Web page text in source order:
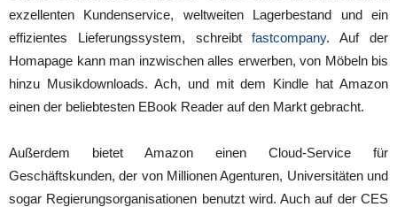
exzellenten Kundenservice, weltweiten Lagerbestand und ein
effizientes Lieferungssystem, schreibtfastcompany. Auf der
Homapage kann man inzwischen alles erwerben, von Möbeln bis
hinzu Musikdownloads. Ach, und mit dem Kindle hat Amazon
einen der beliebtesten EBook Reader auf den Markt gebracht.
Außerdem bietet Amazon einen Cloud-Service für
Geschäftskunden, der von Millionen Agenturen, Universitäten und
sogar Regierungsorganisationen benutzt wird. Auch auf der CES